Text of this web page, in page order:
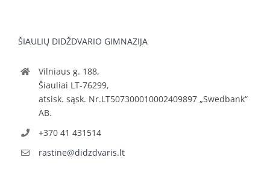
ŠIAULIŲ DIDŽDVARIO GIMNAZIJA
Vilniaus g. 188,
Šiauliai LT-76299,
atsisk. sąsk. Nr.LT507300010002409897 „Swedbank“
AB.
+370 41 431514
rastine@didzdvaris.lt